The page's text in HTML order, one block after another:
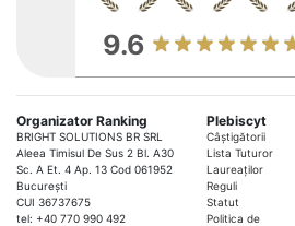
9.6
Organizator Ranking
BRIGHT SOLUTIONS BR SRL
Aleea Timisul De Sus 2 Bl. A30
Sc. A Et. 4 Ap. 13 Cod 061952
București
CUI 36737675
tel: +40 770 990 492
Plebiscyt
Câștigătorii
Lista Tuturor
Laureaților
Reguli
Statut
Politica de